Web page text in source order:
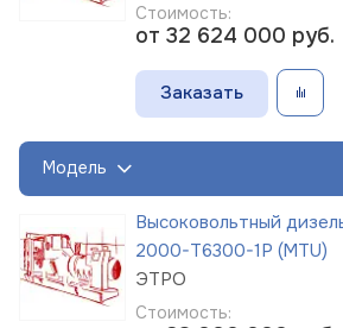
Стоимость:
от 32 624 000 руб.
Заказать
Модель
Высоковольтный
2000-Т6300-1Р (MTU)
ЭТРО
Стоимость: